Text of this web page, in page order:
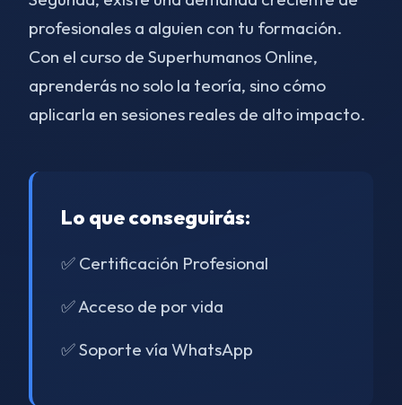
profesionales a alguien con tu formación.
Con el curso de Superhumanos Online,
aprenderás no solo la teoría, sino cómo
aplicarla en sesiones reales de alto impacto.
Lo que conseguirás:
✅ Certificación Profesional
✅ Acceso de por vida
✅ Soporte vía WhatsApp